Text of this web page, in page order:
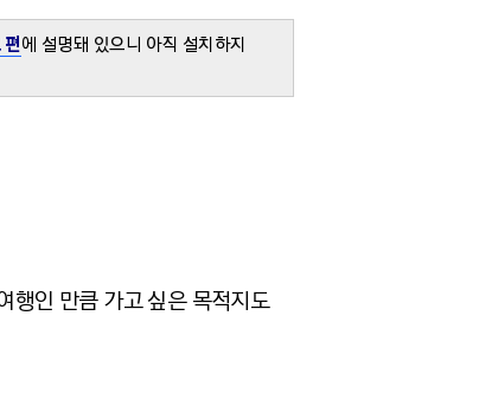
편에 설명돼 있으니 아직 설치하지
행인 만큼 가고 싶은 목적지도